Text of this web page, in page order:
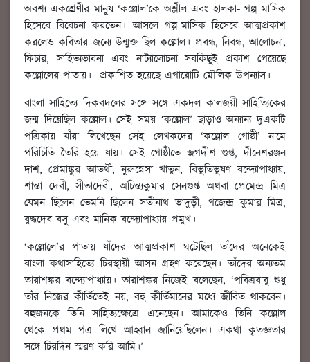
অবশ্য একশ্রেণীর মানুষ ‘কল্লোল’কে অশ্লীল এবং হালকা- গল্প মাসিক
হিসেবে বিবেচনা করতেন। আসলে গল্প-মাসিক হিসেবে আত্মপ্রকাশ
করলেও কবিতার জন্যে উন্মুক্ত ছিল কল্লোল। প্রবন্ধ, নিবন্ধ, আলোচনা,
ফিচার, সাহিত্যভাবনা এবং নাট্যালোচনা সবকিছুই প্রকাশ পেয়েছে
কল্লোলের পাতায়। প্রকাশিত হয়েছে এগারোটি মৌলিক উপন্যাস।
বাংলা সাহিত্যে দিকবদলের সঙ্গে সঙ্গে একদল কালজয়ী সাহিত্যিকের
জন্ম দিয়েছিল কল্লোল। সেই সময় ‘কল্লোল’ ছাড়াও অন্যান্য দুএকটি
পত্রিকায় যাঁরা লিখেছেন সেই লেখকদের ‘কল্লোল গোষ্ঠী’ নামে
পরিচিতি তৈরি হয়ে যায়। সেই গোষ্ঠীতে জগদীশ গুপ্ত, দীনেশরঞ্জন
দাশ, প্রেমাঙ্কুর আতর্থী, নুরুন্নেসা খাতুন, বিভূতিভূষণ বন্দ্যোপাধ্যায়,
শান্তা দেবী, সীতাদেবী, অচিন্ত্যকুমার সেনগুপ্ত অথবা প্রেমেন্দ্র মিত্র
যেমন ছিলেন তেমনি ছিলেন সতীনাথ ভাদুড়ী, গজেন্দ্র কুমার মিত্র,
বুদ্ধদেব বসু এবং মানিক বন্দ্যোপাধ্যায় প্রমুখ।
‘কল্লোলে’র পাতায় যাঁদের আত্মপ্রকাশ ঘটেছিল তাঁদের অনেকেই
বাংলা কথাসাহিত্যে চিরস্থায়ী আসন গ্রহণ করেছেন। তাঁদের অন্যতম
তারাশঙ্কর বন্দ্যোপাধ্যায়। তারাশঙ্কর নিজেই বলেছেন, ‘পবিত্রবাবু শুধু
তাঁর নিজের কীর্তিতেই নয়, বহু কীর্তিমানের মধ্যে জীবিত থাকবেন।
বহুজনকে তিনি সাহিত্যক্ষেত্রে এনেছেন। আমাকেও তিনি কল্লোল
থেকে প্রথম পত্র লিখে আহ্বান জানিয়েছিলেন। একথা কৃতজ্ঞতার
সঙ্গে চিরদিন স্মরণ করি আমি।’